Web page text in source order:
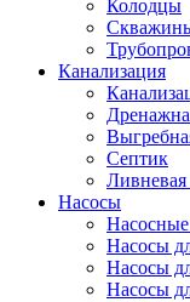
Колодцы
Канализация
Септик
Ливневая
Насосы
Насосы
Насосы
Насосы